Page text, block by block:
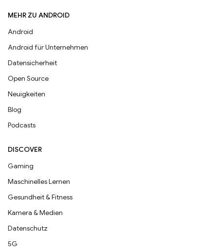
MEHR ZU ANDROID
Android
Android für Unternehmen
Datensicherheit
Open Source
Neuigkeiten
Blog
Podcasts
DISCOVER
Gaming
Maschinelles Lernen
Gesundheit & Fitness
Kamera & Medien
Datenschutz
5G